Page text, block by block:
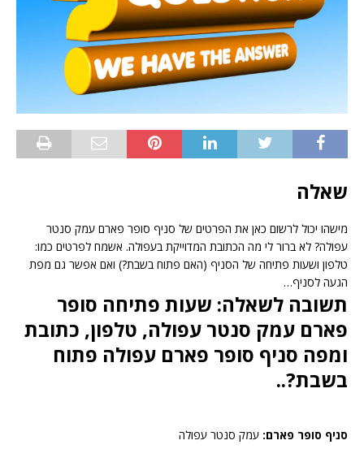
שאלה
מישהו יכול לרשום כאן את הפרטים של סניף סופר פארם עמק סנטר
עפולה? לא ברור לי מה הכתובת המדוייקת בעפולה. אשמח לפרטים כמו:
טלפון ושעות פתיחה של הסניף (האם פתוח בשבת?) ואם אפשר גם מפת
הגעה לסניף…
תשובה לשאלה: שעות פתיחה סופר
פארם עמק סנטר עפולה, טלפון, כתובת
ומפה סניף סופר פארם עפולה פתוח
בשבת?..
סניף סופר פארם: עמק סנטר עפולה